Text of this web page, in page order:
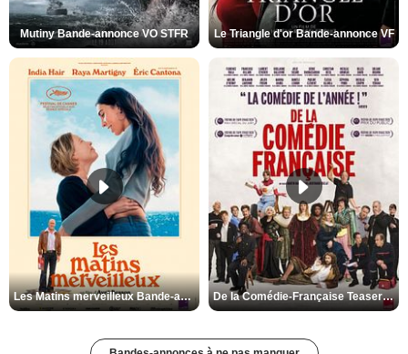
Mutiny Bande-annonce VO STFR Le Triangle d'or Bande-annonce VF
Les Matins merveilleux Bande-annonce VF De la Comédie-Française Teaser VF